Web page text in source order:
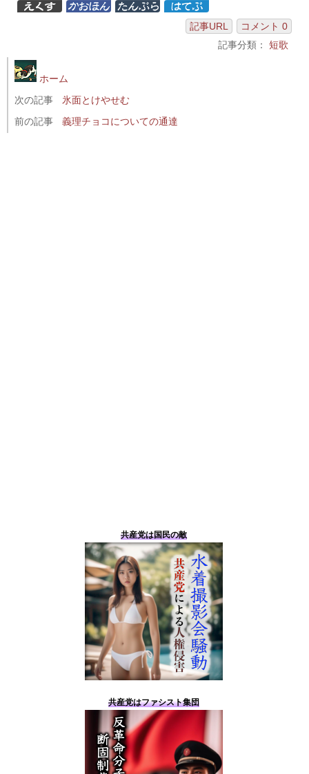
記事URL
コメント 0
記事分類： 短歌
ホーム
次の記事
氷面とけやせむ
前の記事
義理チョコについての通達
共産党は国民の敵
共産党はファシスト集団